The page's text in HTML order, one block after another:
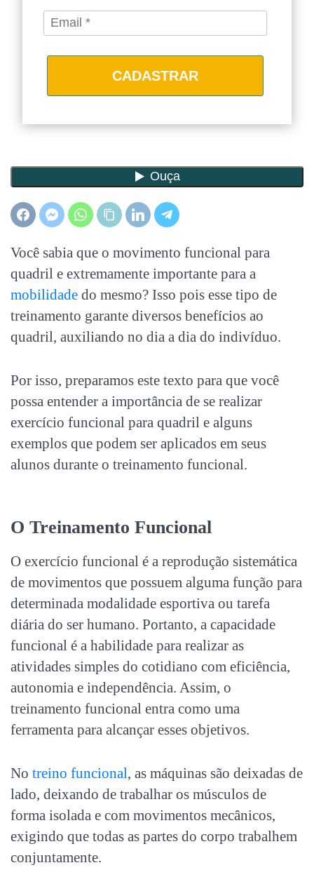
CADASTRAR
Você sabia que o movimento funcional para
quadril e extremamente importante para a
mobilidade do mesmo? Isso pois esse tipo de
treinamento garante diversos benefícios ao
quadril, auxiliando no dia a dia do indivíduo.
Por isso, preparamos este texto para que você
possa entender a importância de se realizar
exercício funcional para quadril e alguns
exemplos que podem ser aplicados em seus
alunos durante o treinamento funcional.
O Treinamento Funcional
O exercício funcional é a reprodução sistemática
de movimentos que possuem alguma função para
determinada modalidade esportiva ou tarefa
diária do ser humano. Portanto, a capacidade
funcional é a habilidade para realizar as
atividades simples do cotidiano com eficiência,
autonomia e independência. Assim, o
treinamento funcional entra como uma
ferramenta para alcançar esses objetivos.
No treino funcional, as máquinas são deixadas de
lado, deixando de trabalhar os músculos de
forma isolada e com movimentos mecânicos,
exigindo que todas as partes do corpo trabalhem
conjuntamente.